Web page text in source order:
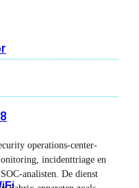
operations-center-
incidenttriage en
analisten. De dienst